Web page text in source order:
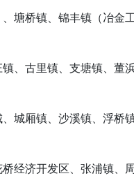
塘桥镇、锦丰镇（冶金
、古里镇、支塘镇、董
城厢镇、沙溪镇、浮桥
经济开发区、张浦镇